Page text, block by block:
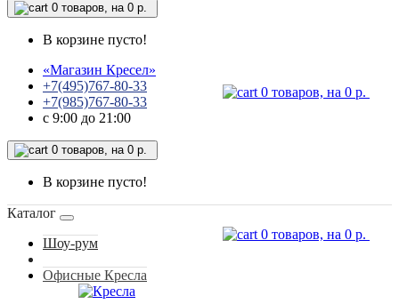
0 товаров, на 0 р.
В корзине пусто!
0 товаров, на 0 р.
«Магазин Кресел»
+7(495)767-80-33
+7(985)767-80-33
с 9:00 до 21:00
0 товаров, на 0 р.
В корзине пусто!
0 товаров, на 0 р.
Каталог
Шоу-рум
Офисные Кресла